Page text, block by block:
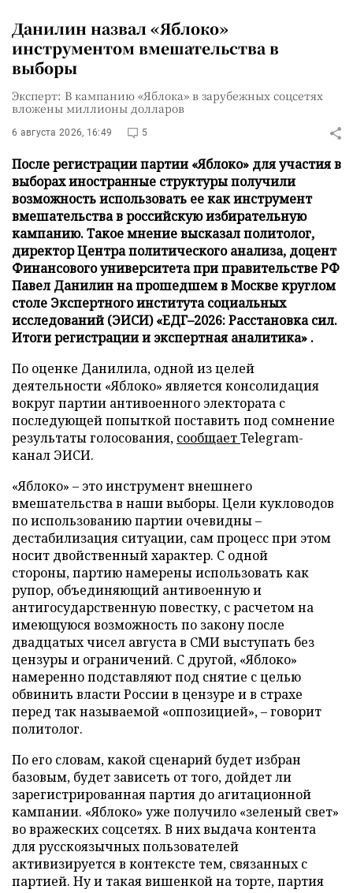
Данилин назвал «Яблоко»
инструментом вмешательства в
выборы
Эксперт: В кампанию «Яблока» в зарубежных соцсетях
вложены миллионы долларов
6 августа 2026, 16:49 5
После регистрации партии «Яблоко» для участия в
выборах иностранные структуры получили
возможность использовать ее как инструмент
вмешательства в российскую избирательную
кампанию. Такое мнение высказал политолог,
директор Центра политического анализа, доцент
Финансового университета при правительстве РФ
Павел Данилин на прошедшем в Москве круглом
столе Экспертного института социальных
исследований (ЭИСИ) «ЕДГ–2026: Расстановка сил.
Итоги регистрации и экспертная аналитика» .
По оценке Данилила, одной из целей
деятельности «Яблоко» является консолидация
вокруг партии антивоенного электората с
последующей попыткой поставить под сомнение
результаты голосования, сообщаетTelegram-
канал ЭИСИ.
«Яблоко» – это инструмент внешнего
вмешательства в наши выборы. Цели кукловодов
по использованию партии очевидны –
дестабилизация ситуации, сам процесс при этом
носит двойственный характер. С одной
стороны, партию намерены использовать как
рупор, объединяющий антивоенную и
антигосударственную повестку, с расчетом на
имеющуюся возможность по закону после
двадцатых чисел августа в СМИ выступать без
цензуры и ограничений. С другой, «Яблоко»
намеренно подставляют под снятие с целью
обвинить власти России в цензуре и в страхе
перед так называемой «оппозицией», – говорит
политолог.
По его словам, какой сценарий будет избран
базовым, будет зависеть от того, дойдет ли
зарегистрированная партия до агитационной
кампании. «Яблоко» уже получило «зеленый свет»
во вражеских соцсетях. В них выдача контента
для русскоязычных пользователей
активизируется в контексте тем, связанных с
партией. Ну и такая вишенкой на торте, партия